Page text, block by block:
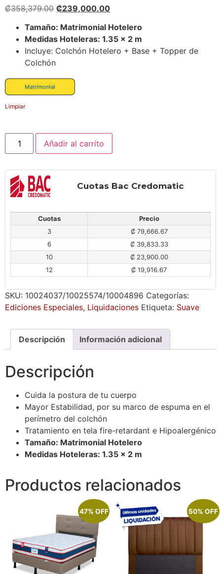
₡358,379.00 ₡239,000.00
Tamaño: Matrimonial Hotelero
Medidas Hoteleras: 1.35 x 2 m
Incluye: Colchón Hotelero + Base + Topper de
Colchón
Matrimonial
Limpiar
Añadir al carrito
Cuotas Bac Credomatic
Cuotas
Precio
3
₡ 79,666.67
6
₡ 39,833.33
10
₡ 23,900.00
12
₡ 19,916.67
SKU: 10024037/10025574/10004896 Categorías:
Ediciones Especiales, Liquidaciones Etiqueta: Suave
Descripción Información adicional
Descripción
Cuida la postura de tu cuerpo
Mayor Estabilidad, por su marco de espuma en el
perímetro del colchón
Tratamiento en tela fire-retardant e Hipoalergénico
Tamaño: Matrimonial Hotelero
Medidas Hoteleras: 1.35 x 2 m
Productos relacionados
47% OFF 50% OFF